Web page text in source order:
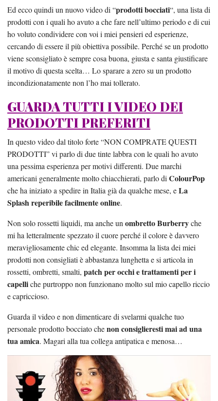
Ed ecco quindi un nuovo video di “prodotti bocciati“, una lista di
prodotti con i quali ho avuto a che fare nell’ultimo periodo e di cui
ho voluto condividere con voi i miei pensieri ed esperienze,
cercando di essere il più obiettiva possibile. Perché se un prodotto
viene sconsigliato è sempre cosa buona, giusta e santa giustificare
il motivo di questa scelta… Lo sparare a zero su un prodotto
incondizionatamente non l’ho mai tollerato.
GUARDA TUTTI I VIDEO DEI
PRODOTTI PREFERITI
In questo video dal titolo forte “NON COMPRATE QUESTI
PRODOTTI” vi parlo di due tinte labbra con le quali ho avuto
una pessima esperienza per motivi differenti. Due marchi
americani generalmente molto chiacchierati, parlo di ColourPop
che ha iniziato a spedire in Italia già da qualche mese, eLa
Splash reperibile facilmente online.
Non solo rossetti liquidi, ma anche un ombretto Burberryche
mi ha letteralmente spezzato il cuore perché il colore è davvero
meravigliosamente chic ed elegante. Insomma la lista dei miei
prodotti non consigliati è abbastanza lunghetta e si articola in
rossetti, ombretti, smalti, patch per occhi e trattamenti per i
capelliche purtroppo non funzionano molto sul mio capello riccio
e capriccioso.
Guarda il video e non dimenticare di svelarmi qualche tuo
personale prodotto bocciato chenon consiglieresti mai ad una
tua amica. Magari alla tua collega antipatica e menosa…